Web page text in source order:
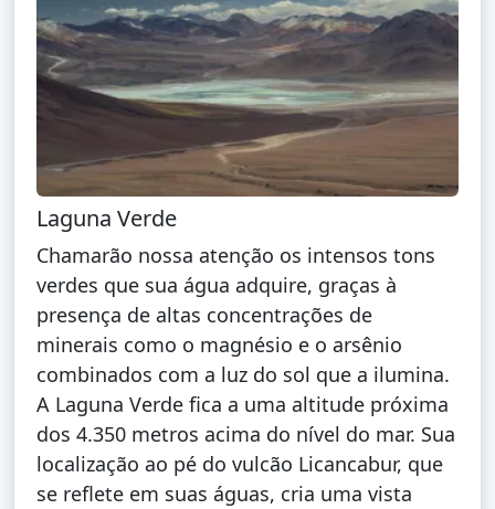
Laguna Verde
Chamarão nossa atenção os intensos tons
verdes que sua água adquire, graças à
presença de altas concentrações de
minerais como o magnésio e o arsênio
combinados com a luz do sol que a ilumina.
A Laguna Verde fica a uma altitude próxima
dos 4.350 metros acima do nível do mar. Sua
localização ao pé do vulcão Licancabur, que
se reflete em suas águas, cria uma vista